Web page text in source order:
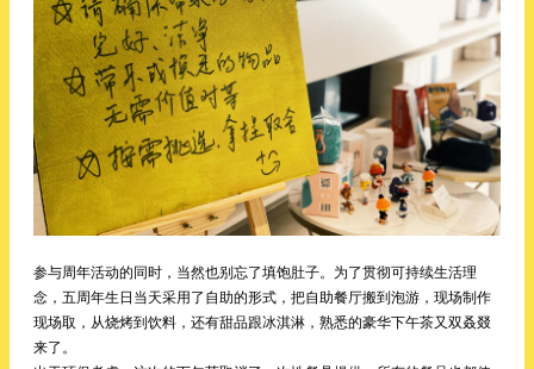
参与周年活动的同时，当然也别忘了填饱肚子。为了贯彻可持续生活理
念，五周年生日当天采用了自助的形式，把自助餐厅搬到泡游，现场制作
现场取，从烧烤到饮料，还有甜品跟冰淇淋，熟悉的豪华下午茶又双叒叕
来了。